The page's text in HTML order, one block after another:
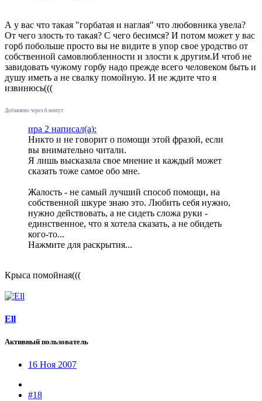
А у вас что такая "горбатая и наглая" что любовника увела?
От чего злость то такая? С чего бесимся? И потом может у вас
горб побольше просто вы не видите в упор свое уродство от
собственной самовлюбленности и злости к другим.И чтоб не
завидовать чужому горбу надо прежде всего человеком быть и
душу иметь а не свалку помойную. И не ждите что я
извинюсь(((
Добавлено через 6 минут
ира 2 написал(а):
Никто и не говорит о помощи этой фразой, если
вы внимательно читали.
Я лишь высказала свое мнение и каждый может
сказать тоже самое обо мне.
Жалость - не самый лучший способ помощи, на
собственной шкуре знаю это. Любить себя нужно,
нужно действовать, а не сидеть сложа руки -
единственное, что я хотела сказать, а не обидеть
кого-то...
Нажмите для раскрытия...
Крыса помойная(((
Ell
Активный пользователь
16 Ноя 2007
#18